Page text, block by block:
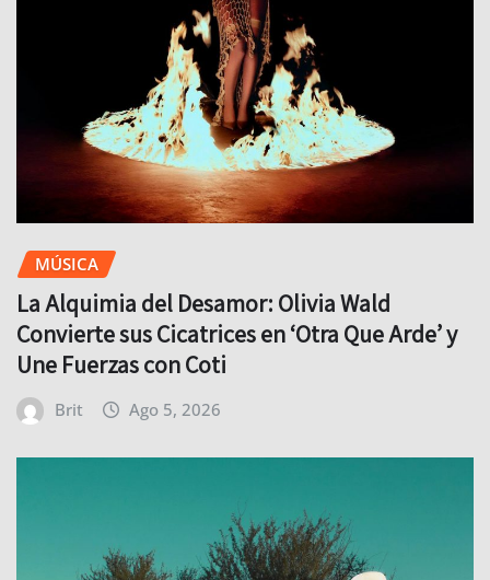
MÚSICA
La Alquimia del Desamor: Olivia Wald
Convierte sus Cicatrices en ‘Otra Que Arde’ y
Une Fuerzas con Coti
Brit Ago 5, 2026